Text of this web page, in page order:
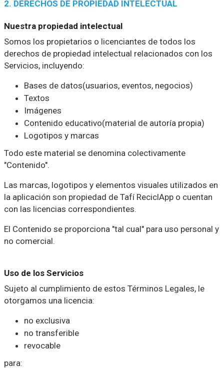
2. DERECHOS DE PROPIEDAD INTELECTUAL
Nuestra propiedad intelectual
Somos los propietarios o licenciantes de todos los
derechos de propiedad intelectual relacionados con los
Servicios, incluyendo:
Bases de datos(usuarios, eventos, negocios)
Textos
Imágenes
Contenido educativo(material de autoría propia)
Logotipos y marcas
Todo este material se denomina colectivamente
"Contenido".
Las marcas, logotipos y elementos visuales utilizados en
la aplicación son propiedad de Tafí ReciclApp o cuentan
con las licencias correspondientes.
El Contenido se proporciona "tal cual" para uso personal y
no comercial.
Uso de los Servicios
Sujeto al cumplimiento de estos Términos Legales, le
otorgamos una licencia:
no exclusiva
no transferible
revocable
para: